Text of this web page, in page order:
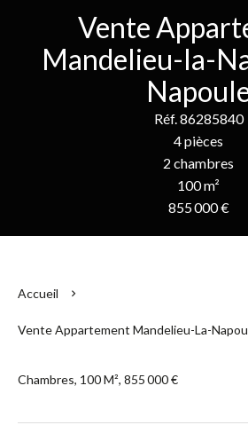
Vente
Mandelieu-la-
Réf. 86285840
4 pièces
2 chambres
100 m²
855 000 €
Accueil
Vente Appartement Mandelieu-La-
Chambres, 100 M², 855 000 €